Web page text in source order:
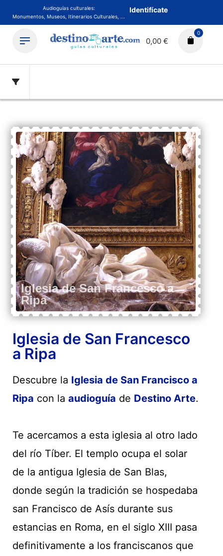
Audioguías culturales:
Monumentos, Museos, Itinerarios Culturales, ...
Identifícate
0,00 €
0
Iglesia de San Francesco
a Ripa
Descubre la Iglesia de San Francisco a
Ripa con la audioguía de Destino Arte.
Te acercamos a esta iglesia al otro lado
del río Tíber. El templo ocupa el solar
de la antigua Iglesia de San Blas,
donde según la tradición se hospedaba
san Francisco de Asís durante sus
estancias en Roma, en el siglo XIII pasa
definitivamente a los franciscanos que